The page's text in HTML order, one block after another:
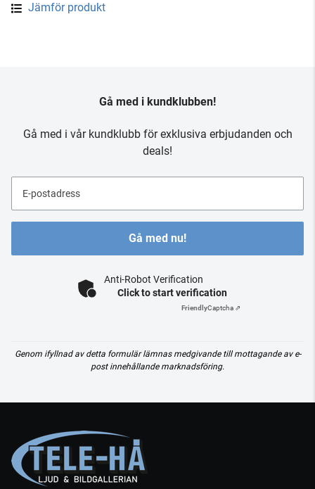
Jämför produkt
Gå med i kundklubben!
Gå med i vår kundklubb för exklusiva erbjudanden och
deals!
E-postadress
Gå med nu!
Anti-Robot Verification
Click to start verification
FriendlyCaptcha ⇗
Genom ifyllnad av detta formulär lämnas medgivande till mottagande av e-
post innehållande marknadsföring.